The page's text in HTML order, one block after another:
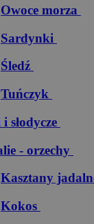
Owoce morza
Sardynki
Śledź
Tuńczyk
słodycze
- orzechy
Kasztany
Kokos